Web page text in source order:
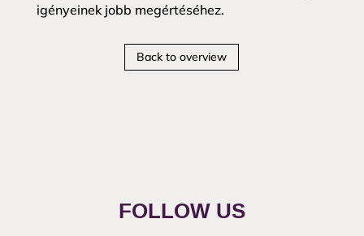
igényeinek jobb megértéséhez.
Back to overview
FOLLOW US